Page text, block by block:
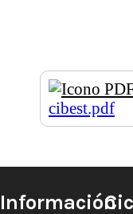
cibest.pdf
Información